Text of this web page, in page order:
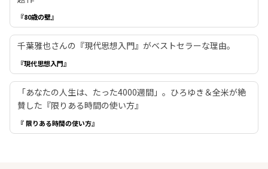
『80歳の壁』
千葉雅也さんの『現代思想入門』がベストセラーな理由。
『現代思想入門』
「あなたの人生は、たった4000週間」。ひろゆき＆全米が絶
賛した『限りある時間の使い方』
『 限りある時間の使い方』